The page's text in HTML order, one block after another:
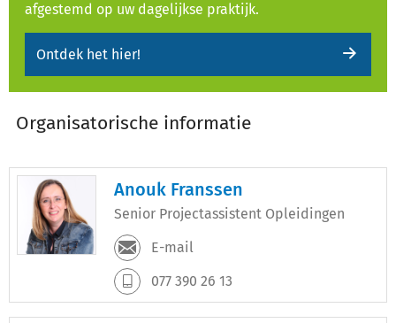
afgestemd op uw dagelijkse praktijk.
Ontdek het hier!
Organisatorische informatie
Anouk Franssen
Senior Projectassistent Opleidingen
E-mail
077 390 26 13